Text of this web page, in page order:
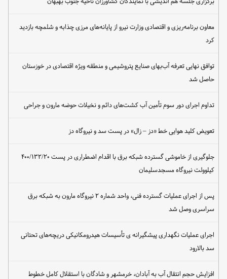
معاون برنامه‌ریزی و اقتصادی وزارت نیرو از پایانه‌های مرزی چذابه و شلمچه بازدید
کرد
توافق نهایی تعرفه آب‌بهای صنایع پتروشیمی و منطقه ویژه اقتصادی در خوزستان
حاصل شد
تداوم اجرای دور سوم تأمین آب کشت‌های دائم و نخیلات حوضه مارون و جراحی
تعویض کلید هوایی خط «دز – زال» در پست سد و نیروگاه دز
جلوگیری از خاموشی گسترده شبکه برق با اقدام اضطراری در پست ۴۰۰/۱۳۲/۲۰
کیلوولت نیروگاه مسجدسلیمان
پس از اجرای عملیات گسترده فنی، واحد شماره ۲ نیروگاه مارون به شبکه برق
سراسری وصل شد
اجرای عملیات نگهداری پیشگیرانه ی تأسیسات هیدرومکانیکی دریچه‌های تحتانی
سد بالارود
افزایش حجم انتقال آب به آبادان، خرمشهر و شادگان با استقلال کامل خطوط